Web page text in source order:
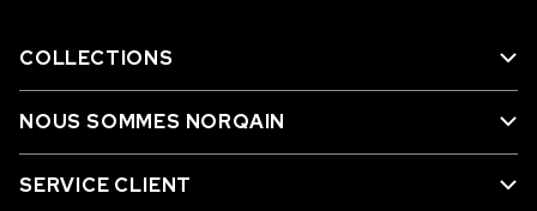
COLLECTIONS
NOUS SOMMES NORQAIN
SERVICE CLIENT